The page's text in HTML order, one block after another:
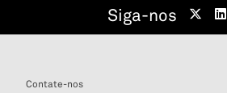
Siga-nos
Contate-nos